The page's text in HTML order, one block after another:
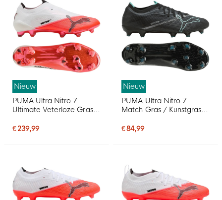
Nieuw
PUMA Ultra Nitro 7
Ultimate Veterloze Gras
Wit Felrood Zwart
€ 239,99
Nieuw
PUMA Ultra Nitro 7
Match Gras / Kunstgras
Zwart Intense Mint
€ 84,99